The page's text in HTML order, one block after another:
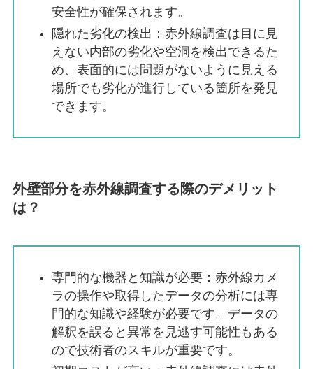
安全性が確保されます。
隠れた劣化の検出：赤外線調査は目に見
えない内部の劣化や空洞を検出できるた
め、表面的には問題がないように見える
場所でも劣化が進行している箇所を発見
できます。
外壁部分を赤外線調査する際のデメリット
は？
専門的な機器と知識が必要：赤外線カメ
ラの操作や取得したデータの分析には専
門的な知識や経験が必要です。データの
解釈を誤ると異常を見逃す可能性もある
ので技術者のスキルが重要です。